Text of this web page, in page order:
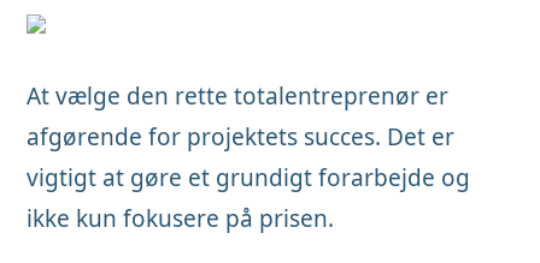
At vælge den rette totalentreprenør er
afgørende for projektets succes. Det er
vigtigt at gøre et grundigt forarbejde og
ikke kun fokusere på prisen.